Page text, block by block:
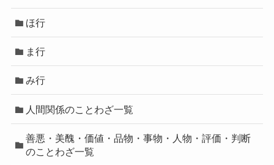
ほ行
ま行
み行
人間関係のことわざ一覧
善悪・美醜・価値・品物・事物・人物・評価・判断
のことわざ一覧